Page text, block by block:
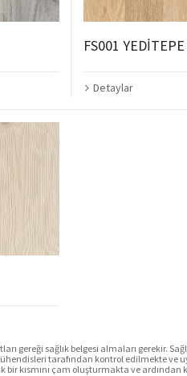
FS001 YEDİTEPE
Detaylar
gereği sağlık belgesi almaları gerekir.
tarafından kontrol edilmekte
kısmını çam oluşturmakta ve